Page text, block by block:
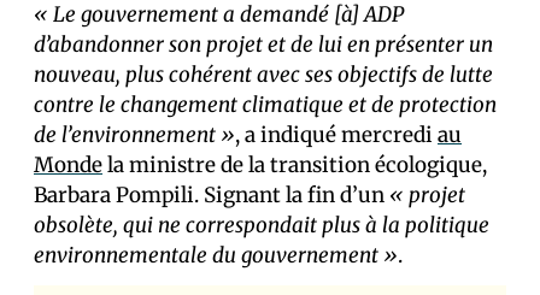
« Le gouvernement a demandé [à] ADP
d’abandonner son projet et de lui en présenter un
nouveau, plus cohérent avec ses objectifs de lutte
contre le changement climatique et de protection
de l’environnement », a indiqué mercredi au
Mondela ministre de la transition écologique,
Barbara Pompili. Signant la fin d’un « projet
obsolète, qui ne correspondait plus à la politique
environnementale du gouvernement ».